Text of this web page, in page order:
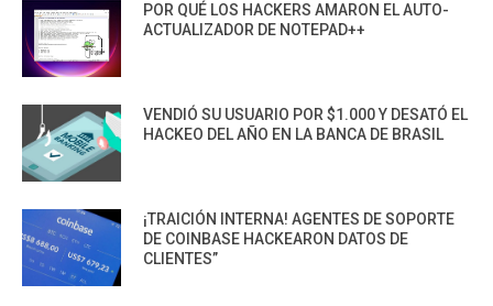
POR QUÉ LOS HACKERS AMARON EL AUTO-
ACTUALIZADOR DE NOTEPAD++
VENDIÓ SU USUARIO POR $1.000 Y DESATÓ EL
HACKEO DEL AÑO EN LA BANCA DE BRASIL
¡TRAICIÓN INTERNA! AGENTES DE SOPORTE
DE COINBASE HACKEARON DATOS DE
CLIENTES”